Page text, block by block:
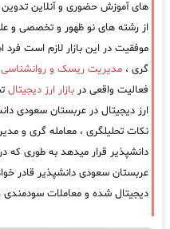
های آموزش حضوری و آنلاین
از رشته های نو ظهور و تخصصی و
موفقیت در این بازار لازم است فرد
گری ، مدیریت ریسک و روانشناسی
فعالیت واقعی در بازار ارز دیجیتال
ارز دیجیتال در عربستان سعودی
نکات تحلیلگری ، معامله گری و
دانشپذیر قرار میدهد به طوری که
دیجیتال شده و معاملات سودمندی